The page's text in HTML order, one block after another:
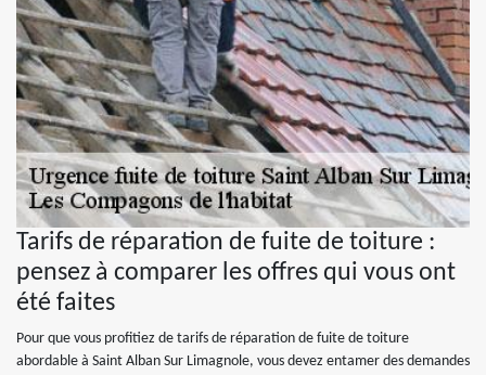
Tarifs de réparation de fuite de toiture :
pensez à comparer les offres qui vous ont
été faites
Pour que vous profitiez de tarifs de réparation de fuite de toiture
abordable à Saint Alban Sur Limagnole, vous devez entamer des demandes